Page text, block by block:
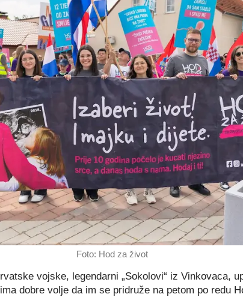
Foto: Hod za život
vojske, legendarni „Sokolovi“ iz Vinkovaca,
dobre volje da im se pridruže na petom po redu